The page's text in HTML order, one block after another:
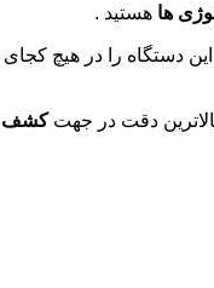
ها هستید .
دستگاه را در هیچ کجای
دقت در جهتکشف